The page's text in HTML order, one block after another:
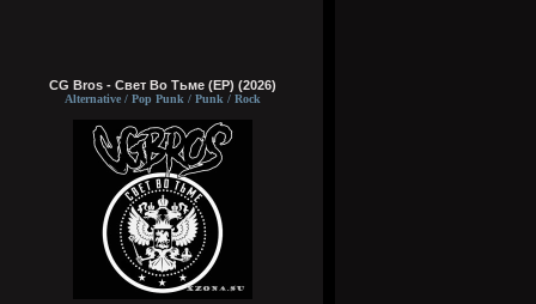
CG Bros - Свет Во Тьме (EP) (2026)
Alternative / Pop Punk / Punk / Rock